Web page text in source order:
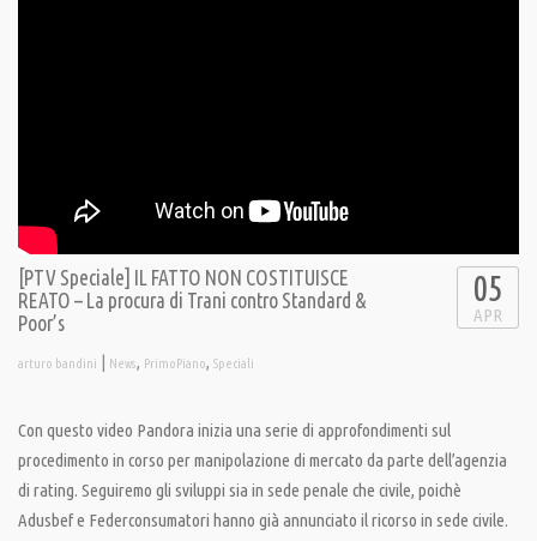
[PTV Speciale] IL FATTO NON COSTITUISCE
REATO – La procura di Trani contro Standard &
Poor’s
arturo bandini | News, PrimoPiano, Speciali
05
APR
Con questo video Pandora inizia una serie di approfondimenti sul
procedimento in corso per manipolazione di mercato da parte dell’agenzia
di rating. Seguiremo gli sviluppi sia in sede penale che civile, poichè
Adusbef e Federconsumatori hanno già annunciato il ricorso in sede civile.